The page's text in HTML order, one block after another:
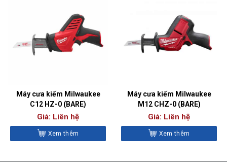
Máy cưa kiếm Milwaukee
C12 HZ-0 (BARE)
Giá: Liên hệ
Xem thêm
Máy cưa kiếm Milwaukee
M12 CHZ-0 (BARE)
Giá: Liên hệ
Xem thêm